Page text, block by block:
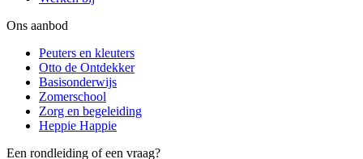
Ons aanbod
Peuters en kleuters
Otto de Ontdekker
Basisonderwijs
Zomerschool
Zorg en begeleiding
Heppie Happie
Een rondleiding of een vraag?